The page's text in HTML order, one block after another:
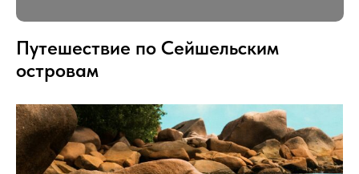
Путешествие по Сейшельским
островам